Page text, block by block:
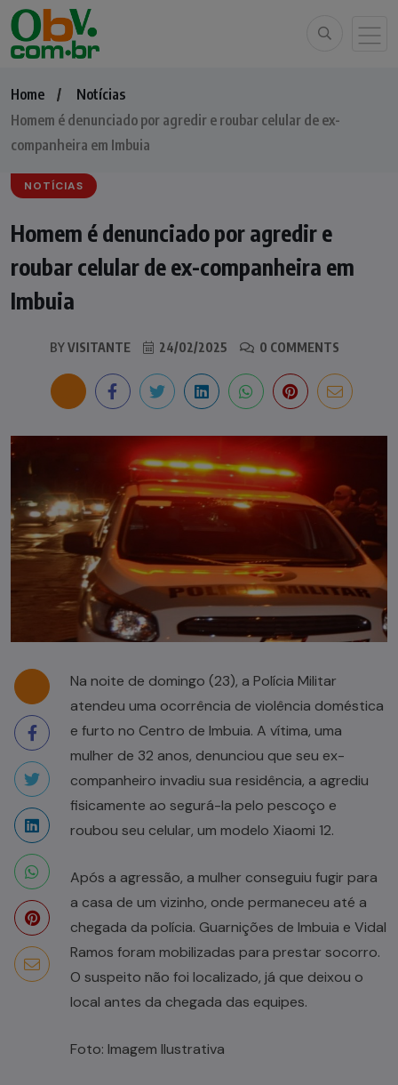
Home
Notícias
Homem é denunciado por agredir e roubar celular de ex-
companheira em Imbuia
NOTÍCIAS
Homem é denunciado por agredir e
roubar celular de ex-companheira em
Imbuia
BYVISITANTE 24/02/2025 0 COMMENTS
Na noite de domingo (23), a Polícia Militar
atendeu uma ocorrência de violência doméstica
e furto no Centro de Imbuia. A vítima, uma
mulher de 32 anos, denunciou que seu ex-
companheiro invadiu sua residência, a agrediu
fisicamente ao segurá-la pelo pescoço e
roubou seu celular, um modelo Xiaomi 12.
Após a agressão, a mulher conseguiu fugir para
a casa de um vizinho, onde permaneceu até a
chegada da polícia. Guarnições de Imbuia e Vidal
Ramos foram mobilizadas para prestar socorro.
O suspeito não foi localizado, já que deixou o
local antes da chegada das equipes.
Foto: Imagem Ilustrativa